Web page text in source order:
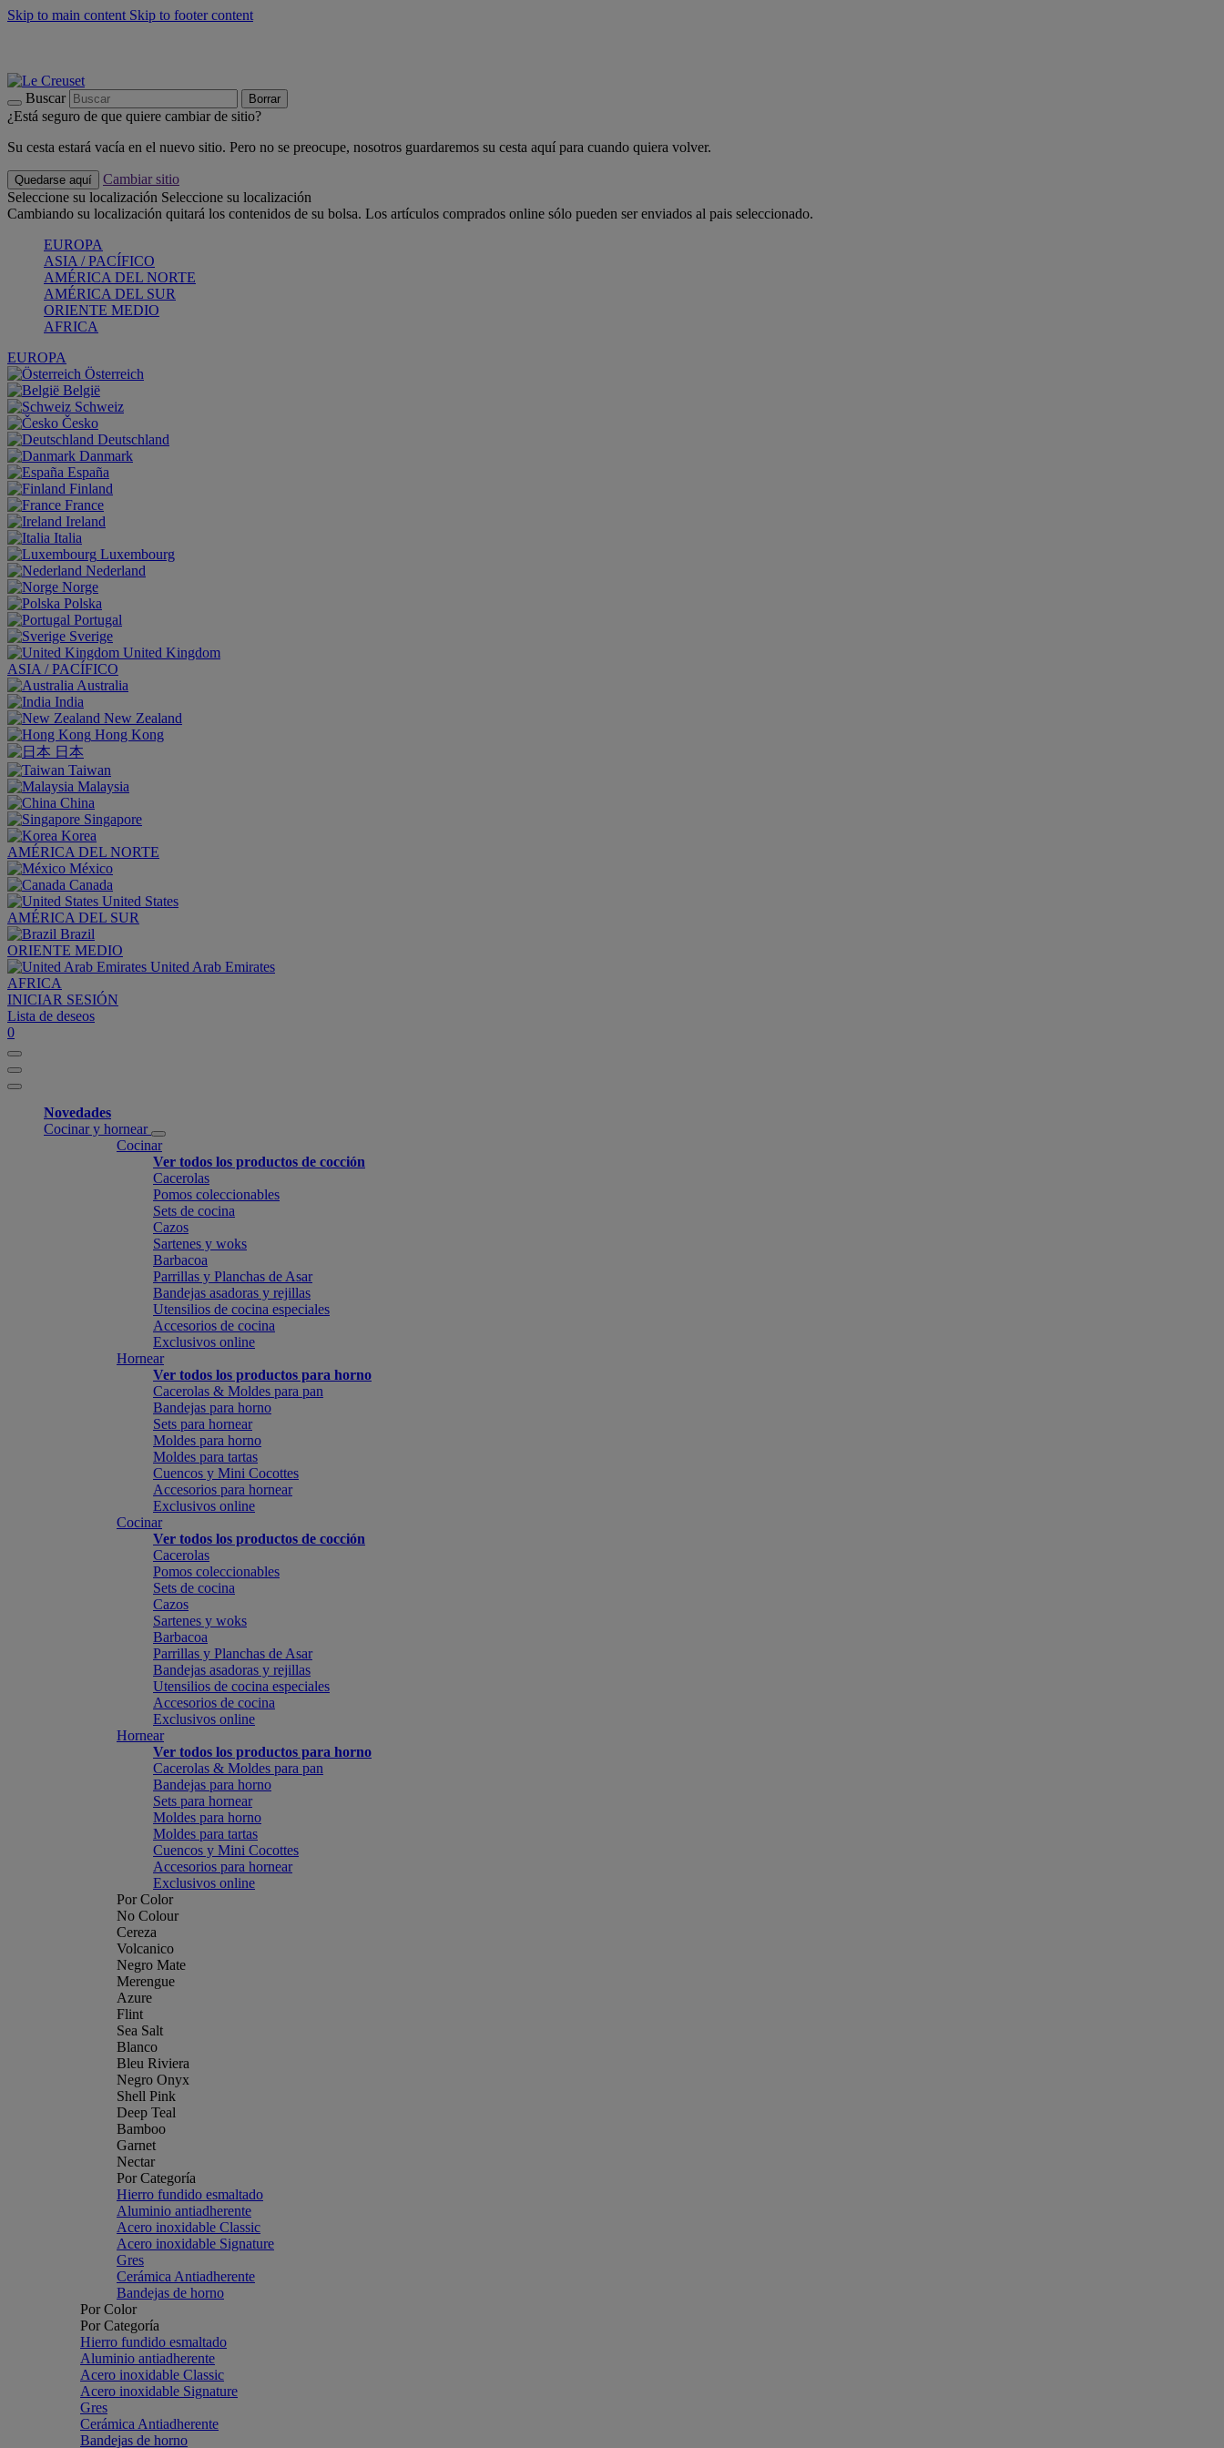
Skip to main content Skip to footer content
Buscar Borrar
¿Está seguro de que quiere cambiar de sitio?
Su cesta estará vacía en el nuevo sitio. Pero no se preocupe, nosotros guardaremos su cesta aquí para cuando quiera volver.
Quedarse aquí
Cambiar sitio
Seleccione su localización Seleccione su localización
Cambiando su localización quitará los contenidos de su bolsa. Los artículos comprados online sólo pueden ser enviados al pais seleccionado.
EUROPA
ASIA / PACÍFICO
AMÉRICA DEL NORTE
AMÉRICA DEL SUR
ORIENTE MEDIO
AFRICA
EUROPA
Österreich
België
Schweiz
Česko
Deutschland
Danmark
España
Finland
France
Ireland
Italia
Luxembourg
Nederland
Norge
Polska
Portugal
Sverige
United Kingdom
ASIA / PACÍFICO
Australia
India
New Zealand
Hong Kong
日本
Taiwan
Malaysia
China
Singapore
Korea
AMÉRICA DEL NORTE
México
Canada
United States
AMÉRICA DEL SUR
Brazil
ORIENTE MEDIO
United Arab Emirates
AFRICA
INICIAR SESIÓN
Lista de deseos
0
Novedades
Cocinar y hornear
Cocinar
Ver todos los productos de cocción
Cacerolas
Pomos coleccionables
Sets de cocina
Cazos
Sartenes y woks
Barbacoa
Parrillas y Planchas de Asar
Bandejas asadoras y rejillas
Utensilios de cocina especiales
Accesorios de cocina
Exclusivos online
Hornear
Ver todos los productos para horno
Cacerolas & Moldes para pan
Bandejas para horno
Sets para hornear
Moldes para horno
Moldes para tartas
Cuencos y Mini Cocottes
Accesorios para hornear
Exclusivos online
Cocinar
Ver todos los productos de cocción
Cacerolas
Pomos coleccionables
Sets de cocina
Cazos
Sartenes y woks
Barbacoa
Parrillas y Planchas de Asar
Bandejas asadoras y rejillas
Utensilios de cocina especiales
Accesorios de cocina
Exclusivos online
Hornear
Ver todos los productos para horno
Cacerolas & Moldes para pan
Bandejas para horno
Sets para hornear
Moldes para horno
Moldes para tartas
Cuencos y Mini Cocottes
Accesorios para hornear
Exclusivos online
Por Color
No Colour
Cereza
Volcanico
Negro Mate
Merengue
Azure
Flint
Sea Salt
Blanco
Bleu Riviera
Negro Onyx
Shell Pink
Deep Teal
Bamboo
Garnet
Nectar
Por Categoría
Hierro fundido esmaltado
Aluminio antiadherente
Acero inoxidable Classic
Acero inoxidable Signature
Gres
Cerámica Antiadherente
Bandejas de horno
Por Color
Por Categoría
Hierro fundido esmaltado
Aluminio antiadherente
Acero inoxidable Classic
Acero inoxidable Signature
Gres
Cerámica Antiadherente
Bandejas de horno